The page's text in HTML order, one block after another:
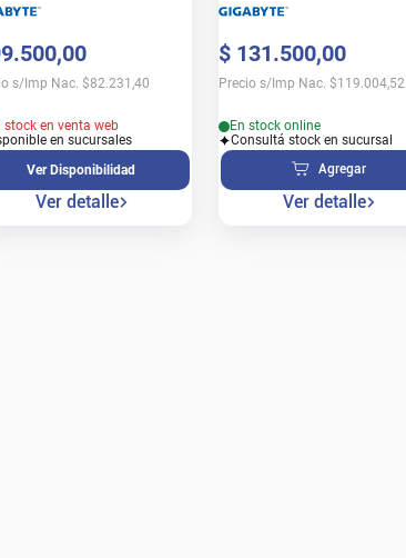
.500,00
s/Imp Nac. $82.231,40
stock en venta web
en sucursales
Ver Disponibilidad
Ver detalle
$ 131.500,00
Precio s/Imp Nac. $119.004,52
En stock online
Consultá stock en sucursal
Agregar
Ver detalle